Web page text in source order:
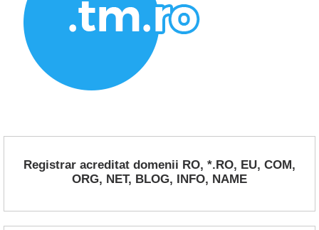
Registrar acreditat domenii RO, *.RO, EU, COM,
ORG, NET, BLOG, INFO, NAME